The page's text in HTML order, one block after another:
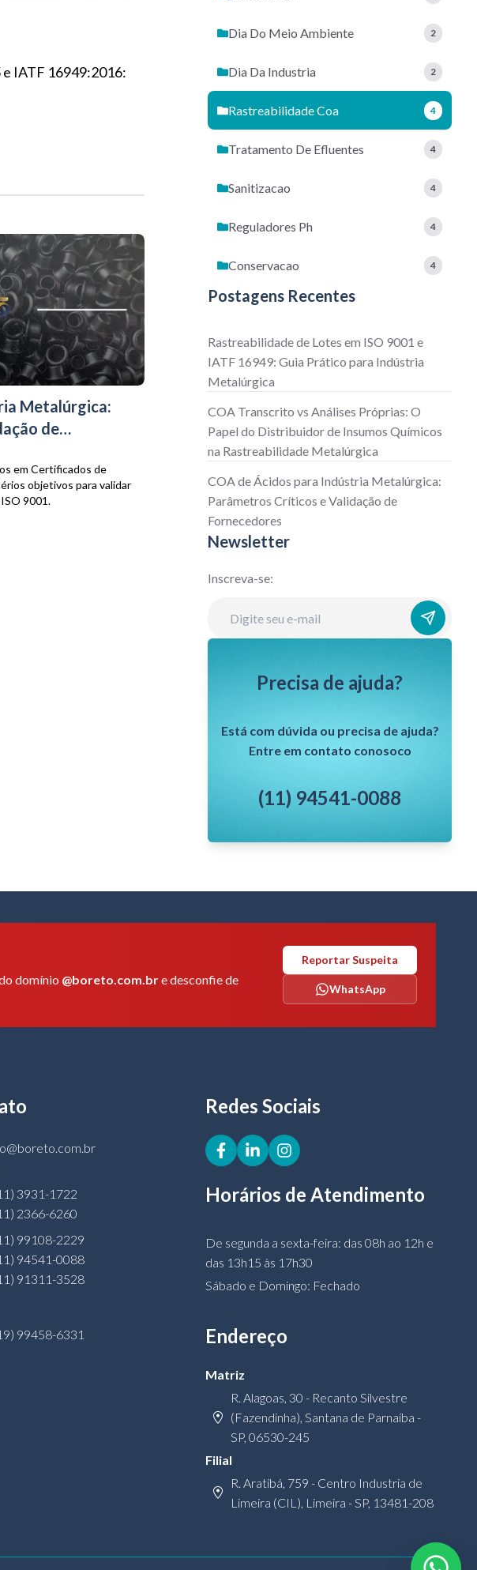
IATF 16949:2016:
Metalúrgica:
de
em Certificados de
objetivos para validar
9001.
Dia Do Meio Ambiente 2
Dia Da Industria 2
Rastreabilidade Coa 4
Tratamento De Efluentes 4
Sanitizacao 4
Reguladores Ph 4
Conservacao 4
Postagens Recentes
Rastreabilidade de Lotes em ISO 9001 e
IATF 16949: Guia Prático para Indústria
Metalúrgica
COA Transcrito vs Análises Próprias: O
Papel do Distribuidor de Insumos Químicos
na Rastreabilidade Metalúrgica
COA de Ácidos para Indústria Metalúrgica:
Parâmetros Críticos e Validação de
Fornecedores
Newsletter
Inscreva-se:
Precisa de ajuda?
Está com dúvida ou precisa de ajuda?
Entre em contato conosoco
(11) 94541-0088
domínio @boreto.com.bre desconfie de
Reportar Suspeita
WhatsApp
3931-1722
2366-6260
99108-2229
94541-0088
91311-3528
99458-6331
Redes Sociais
Horários de Atendimento
De segunda a sexta-feira: das 08h ao 12h e
das 13h15 às 17h30
Sábado e Domingo: Fechado
Endereço
Matriz
R. Alagoas, 30 - Recanto Silvestre
(Fazendinha), Santana de Parnaíba -
SP, 06530-245
Filial
R. Aratibá, 759 - Centro Industria de
Limeira (CIL), Limeira - SP, 13481-208